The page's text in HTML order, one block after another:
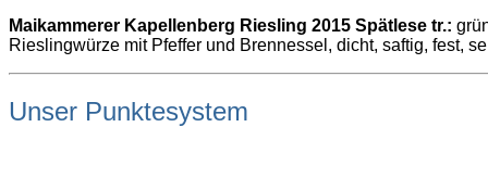
Maikammerer Kapellenberg Riesling 2015 Spätlese tr.:
Rieslingwürze mit Pfeffer und Brennessel, dicht, saftig, fest,
Unser Punktesystem